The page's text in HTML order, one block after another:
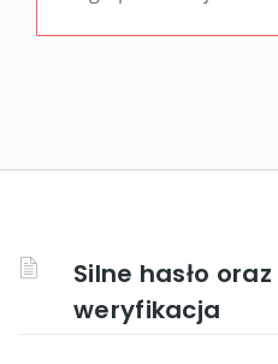
Silne hasło
weryfikacja